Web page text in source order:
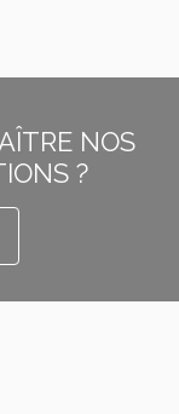
NOS
?